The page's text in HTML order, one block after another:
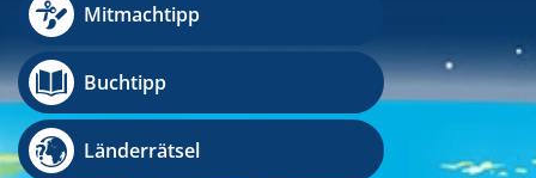
Mitmachtipp
Buchtipp
Länderrätsel